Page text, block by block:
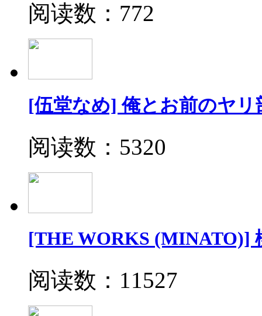
阅读数：772
[伍堂なめ] 俺とお前のヤリ
阅读数：5320
[THE WORKS (MINATO)]
阅读数：11527